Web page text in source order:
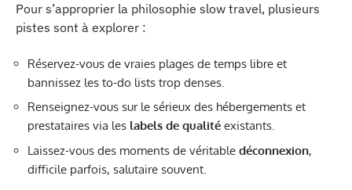
Pour s’approprier la philosophie slow travel, plusieurs
pistes sont à explorer :
Réservez-vous de vraies plages de temps libre et
bannissez les to-do lists trop denses.
Renseignez-vous sur le sérieux des hébergements et
prestataires via les labels de qualité existants.
Laissez-vous des moments de véritable déconnexion,
difficile parfois, salutaire souvent.